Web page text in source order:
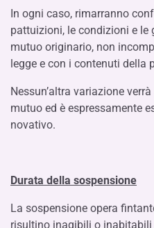
In ogni caso, rimarranno
pattuizioni, le condizioni e le
mutuo originario, non
legge e con i contenuti della
Nessun’altra variazione
mutuo ed è espressamente
novativo.
Durata della sospensione
La sospensione opera
risultino inagibili o inabitabili